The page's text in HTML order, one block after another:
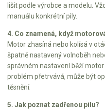
lišit podle výrobce a modelu.
manuálu konkrétní pily.
4. Co znamená, když
Motor zhasíná nebo kolísá v
špatně nastavený volnoběh
správném nastavení běží
problém přetrvává, může být
těsnění.
5. Jak poznat zadřenou pilu?